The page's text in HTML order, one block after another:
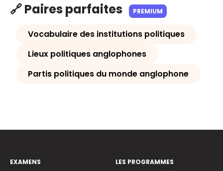
🔗 Paires parfaites PREMIUM
Vocabulaire des institutions politiques
Lieux politiques anglophones
Partis politiques du monde anglophone
EXAMENS
LES PROGRAMMES